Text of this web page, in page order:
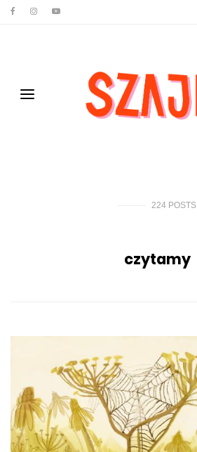
224 POSTS
czytamy